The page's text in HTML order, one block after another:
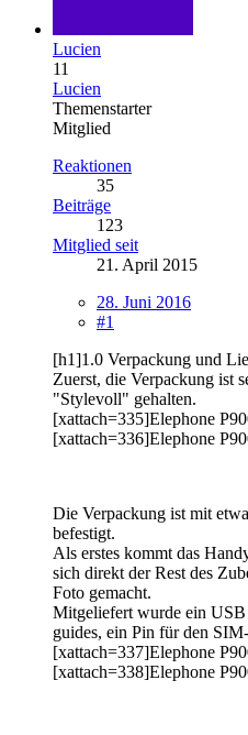
Lucien
11
Lucien
Themenstarter
Mitglied
Reaktionen
35
Beiträge
123
Mitglied seit
21. April 2015
28. Juni 2016
#1
[h1]1.0 Verpackung und
Zuerst, die Verpackung ist
"Stylevoll" gehalten.
[xattach=335]Elephone
[xattach=336]Elephone
Die Verpackung ist mit
befestigt.
Als erstes kommt das
sich direkt der Rest des
Foto gemacht.
Mitgeliefert wurde ein
guides, ein Pin für den
[xattach=337]Elephone
[xattach=338]Elephone